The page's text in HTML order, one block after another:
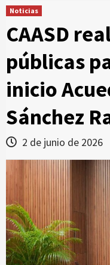
Noticias
CAASD
públicas
inicio
Sánchez
2 de junio de 2026